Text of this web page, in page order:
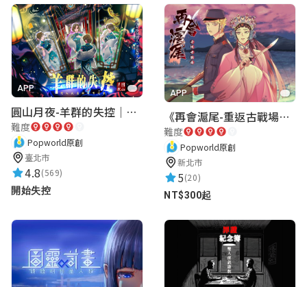
鄧之妙
2024-05-19 12:25:16 ★★★★★
讚！！！
wzmf219795
★★★★★
故事內容很讚，有幾題難度有點高😂不過還
Wendy Hsu
2022-02-13 12:19:12 ★★★★★
APP
圓山月夜-羊群的失控｜圓山飯店 ARG實境解謎遊戲
難度
Popworld原創
臺北市
4.8(569)
開始失控
APP
《再會滬尾-重返古戰場》｜淡水老街實境遊戲｜實體遊戲盒
難度
Popworld原創
新北市
5(20)
NT$300起